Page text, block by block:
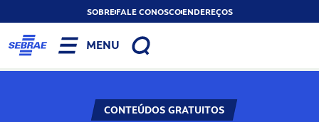
SOBREFALE CONOSCOENDEREÇOS
MENU
CONTEÚDOS GRATUITOS